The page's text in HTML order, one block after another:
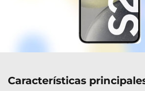
Características